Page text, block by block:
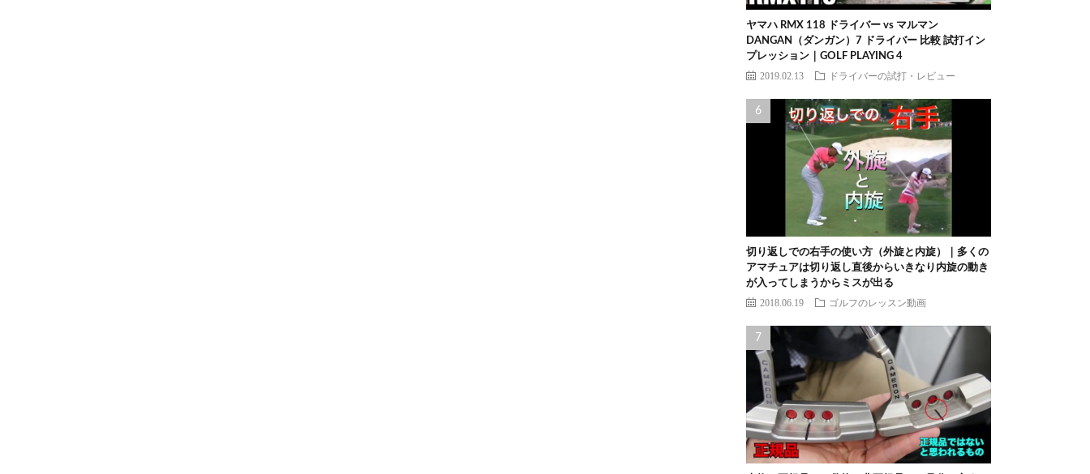
ヤマハ RMX 118 ドライバー vs マルマン
DANGAN（ダンガン）7 ドライバー 比較 試打イン
プレッション｜GOLF PLAYING 4
2019.02.13 ドライバーの試打・レビュー
切り返しでの右手の使い方（外旋と内旋）｜多くの
アマチュアは切り返し直後からいきなり内旋の動き
が入ってしまうからミスが出る
2018.06.19 ゴルフのレッスン動画